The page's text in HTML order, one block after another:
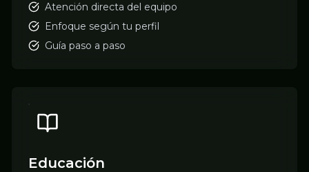
Atención directa del equipo
Enfoque según tu perfil
Guía paso a paso
Educación